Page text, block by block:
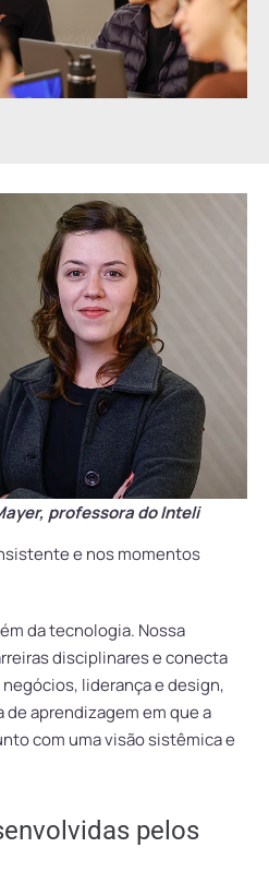
professora do Inteli
e nos momentos
da tecnologia. Nossa
disciplinares e conecta
liderança e design,
aprendizagem em que a
com uma visão sistêmica e
pelos